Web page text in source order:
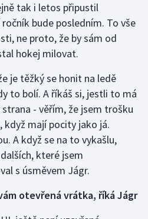
tak i letos připustil
bude posledním. To vše
ne proto, že by sám od
hokej milovat.
je těžký se honit na ledě
to bolí. A říkáš si, jestli to má
- věřím, že jsem trošku
když mají pocity jako já.
A když se na to vykašlu,
které jsem
s úsměvem Jágr.
otevřená vrátka, říká Jágr